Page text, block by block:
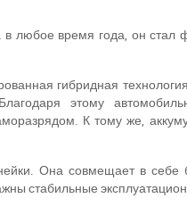
любое время года, он стал
гибридная
этому
К тому же,
Она совмещает в
стабильные
у Viber / Telegram (093) 600-51-
Написати в Telegram